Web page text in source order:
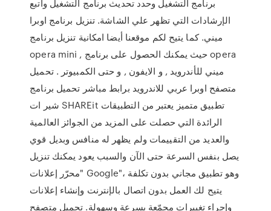
برنامج التشغيل وحدد تحديث برنامج التشغيل واتبع
الإرشادات التي تظهر علي الشاشة. تنزيل برنامج اوبرا
ميني. كما يتيح لكم موقعنا أيضا امكانية تنزيل برنامج
opera mini , حيث يمكنك الحصول على برنامج opera
ميني للأندرويد , و الايفون , و حتى الكمبيوتر . تحميل
متصفح اوبرا عربي للاندرويد برابط مباشر تحميل برنامج
شير ات SHAREit تطبيق متميز يعتبر من التطبيقات
الرائدة التي حصلت على المزيد من الجوائز العالمية
والعديد من التقييمات ولم يظهر له منافس وبديل قوي
يصل بنفس السرعة حتى الآن والسبب يعود يمكنك تنزيل
"محرّر إعلانات Google"، وهو تطبيق مجاني بدون تكلفة
يتيح لك العمل بدون اتصال بالإنترنت وإنشاء إعلانات
وإجراء تغييرات مجمّعة بسرعة وسهولة. تحميل متصفح